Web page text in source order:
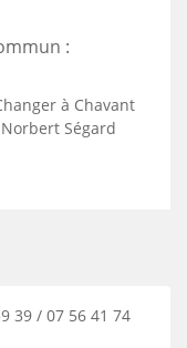
:
à Chavant
Ségard
39 / 07 56 41 74